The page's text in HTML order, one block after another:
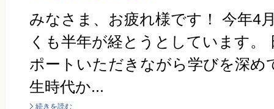
みなさま、お疲れ様です！ 今年4
くも半年が経とうとしています。
ポートいただきながら学びを深め
生時代か...
続きを読む